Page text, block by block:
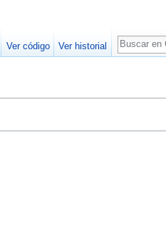
Ver código Ver historial
Buscar